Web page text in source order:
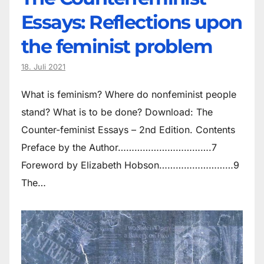
Essays: Reflections upon
the feminist problem
18. Juli 2021
What is feminism? Where do non­feminist people
stand? What is to be done? Download: The
Counter-feminist Essays – 2nd Edition. Contents
Preface by the Author…………………………….7
Foreword by Elizabeth Hobson………………………9
The…